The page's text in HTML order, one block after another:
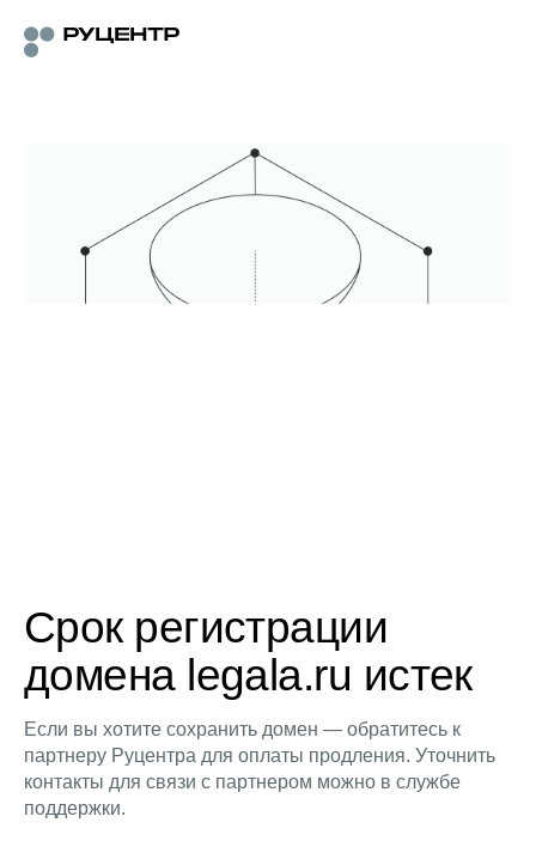
Срок регистрации
домена legala.ru истек
Если вы хотите сохранить домен — обратитесь к
партнеру Руцентра для оплаты продления. Уточнить
контакты для связи с партнером можно в службе
поддержки.